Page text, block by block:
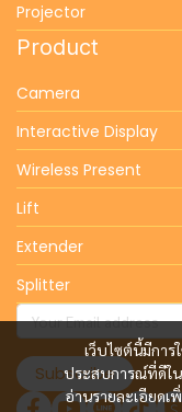
เว็บไซต์นี้มีกา
ประสบการณ์ที่ดีใน
อ่านรายละเอียดเ
Projector
Product
Camera
Interactive Display
Wireless Present
Lift
Extender
Splitter
Subscribe